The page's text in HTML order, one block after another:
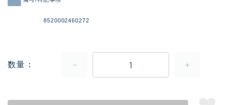
8520002460272
数量